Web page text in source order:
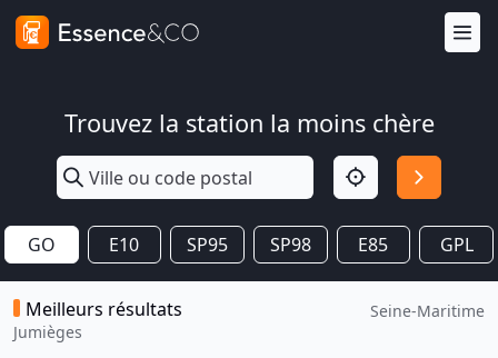
Trouvez la station la moins chère
GO E10 SP95 SP98 E85 GPL
Meilleurs résultats
Jumièges
Seine-Maritime